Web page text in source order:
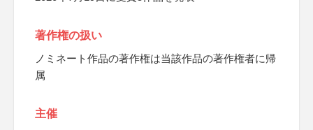
著作権の扱い
ノミネート作品の著作権は当該作品の著作権者に帰
属
主催